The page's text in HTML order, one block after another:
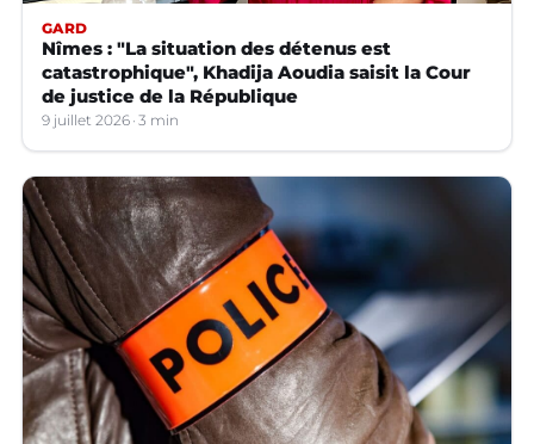
GARD
Nîmes : "La situation des détenus est
catastrophique", Khadija Aoudia saisit la Cour
de justice de la République
9 juillet 2026 3 min